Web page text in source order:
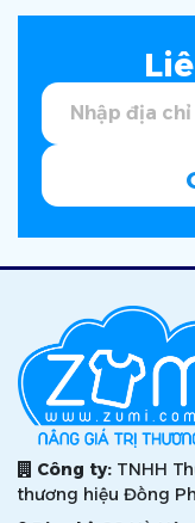
Công ty: TNHH
thương hiệu Đồng